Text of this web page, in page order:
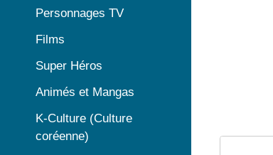
Personnages TV
Films
Super Héros
Animés et Mangas
K-Culture (Culture
coréenne)